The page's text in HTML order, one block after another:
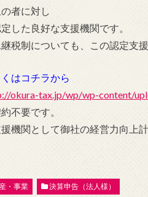
者に対し
した良好な支援機関です。
税制についても、この認定支
くはコチラから
okura-tax.jp/wp/wp-content/
不要です。
機関として御社の経営力向上計
・事業 決算申告（法人様）